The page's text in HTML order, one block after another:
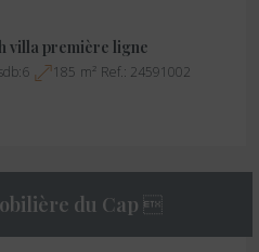
villa première ligne
6 185 m² Ref.: 24591002
du Cap 